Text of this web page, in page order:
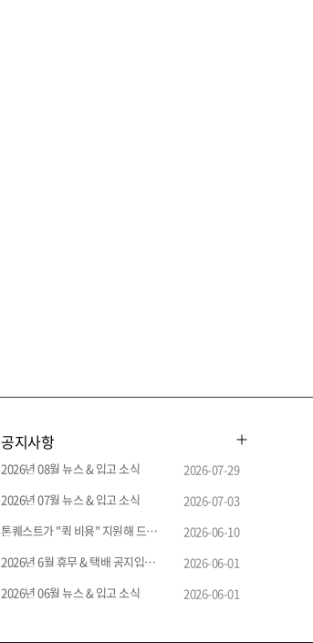
공지사항
2026년 08월 뉴스 & 입고 소식
2026-07-29
2026년 07월 뉴스 & 입고 소식
2026-07-03
톤퀘스트가 "퀵 비용" 지원해 드립니다.
2026-06-10
2026년 6월 휴무 & 택배 공지입니다.
2026-06-01
2026년 06월 뉴스 & 입고 소식
2026-06-01